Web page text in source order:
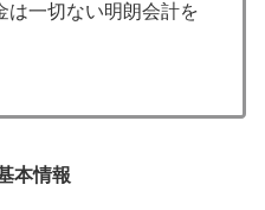
は一切ない明朗会計を
本情報